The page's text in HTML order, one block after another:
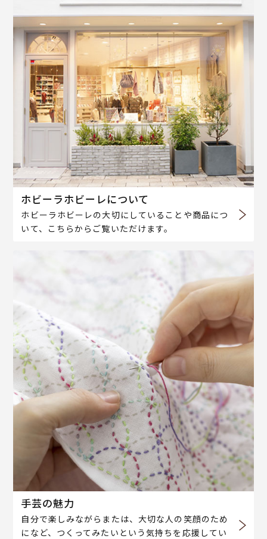
ホビーラホビーレについて
ホビーラホビーレの大切にしていることや商品につ
いて、こちらからご覧いただけます。
手芸の魅力
自分で楽しみながらまたは、大切な人の笑顔のため
になど、つくってみたいという気持ちを応援してい